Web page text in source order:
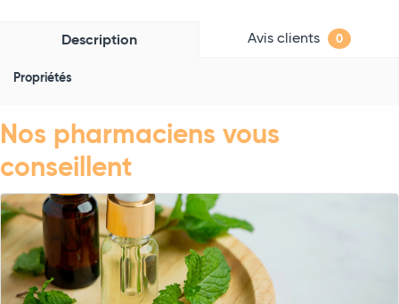
Description Avis clients 0
Propriétés
Nos pharmaciens vous
conseillent